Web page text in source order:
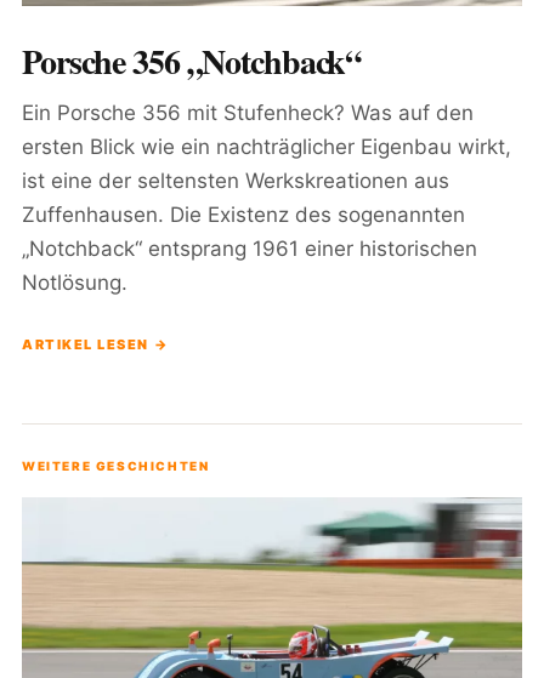
Porsche 356 „Notchback“
Ein Porsche 356 mit Stufenheck? Was auf den
ersten Blick wie ein nachträglicher Eigenbau wirkt,
ist eine der seltensten Werkskreationen aus
Zuffenhausen. Die Existenz des sogenannten
„Notchback“ entsprang 1961 einer historischen
Notlösung.
ARTIKEL LESEN →
WEITERE GESCHICHTEN